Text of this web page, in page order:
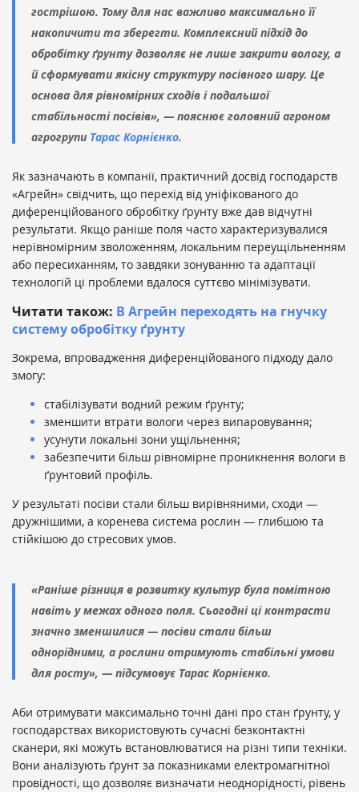
гострішою. Тому для нас важливо максимально її
накопичити та зберегти. Комплексний підхід до
обробітку ґрунту дозволяє не лише закрити вологу, а
й сформувати якісну структуру посівного шару. Це
основа для рівномірних сходів і подальшої
стабільності посівів», — пояснює головний агроном
агрогрупи Тарас Корнієнко.
Як зазначають в компанії, практичний досвід господарств
«Агрейн» свідчить, що перехід від уніфікованого до
диференційованого обробітку ґрунту вже дав відчутні
результати. Якщо раніше поля часто характеризувалися
нерівномірним зволоженням, локальним переущільненням
або пересиханням, то завдяки зонуванню та адаптації
технологій ці проблеми вдалося суттєво мінімізувати.
Читати також: В Агрейн переходять на гнучку
систему обробітку ґрунту
Зокрема, впровадження диференційованого підходу дало
змогу:
стабілізувати водний режим ґрунту;
зменшити втрати вологи через випаровування;
усунути локальні зони ущільнення;
забезпечити більш рівномірне проникнення вологи в
ґрунтовий профіль.
У результаті посіви стали більш вирівняними, сходи —
дружнішими, а коренева система рослин — глибшою та
стійкішою до стресових умов.
«Раніше різниця в розвитку культур була помітною
навіть у межах одного поля. Сьогодні ці контрасти
значно зменшилися — посіви стали більш
однорідними, а рослини отримують стабільні умови
для росту», — підсумовує Тарас Корнієнко.
Аби отримувати максимально точні дані про стан ґрунту, у
господарствах використовують сучасні безконтактні
сканери, які можуть встановлюватися на різні типи техніки.
Вони аналізують ґрунт за показниками електромагнітної
провідності, що дозволяє визначати неоднорідності, рівень